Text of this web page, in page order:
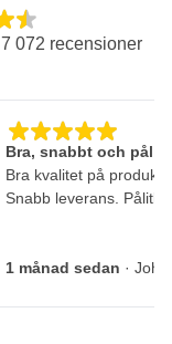
7 072 recensioner
Bra, snabbt och
Bra kvalitet på
Snabb leverans.
1 månad sedan ·